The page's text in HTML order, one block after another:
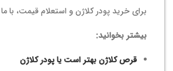
برای خرید پودر کلاژن و استعلام قیمت، با
بیشتر بخوانید:
قرص کلاژن بهتر است یا پودر کلاژن